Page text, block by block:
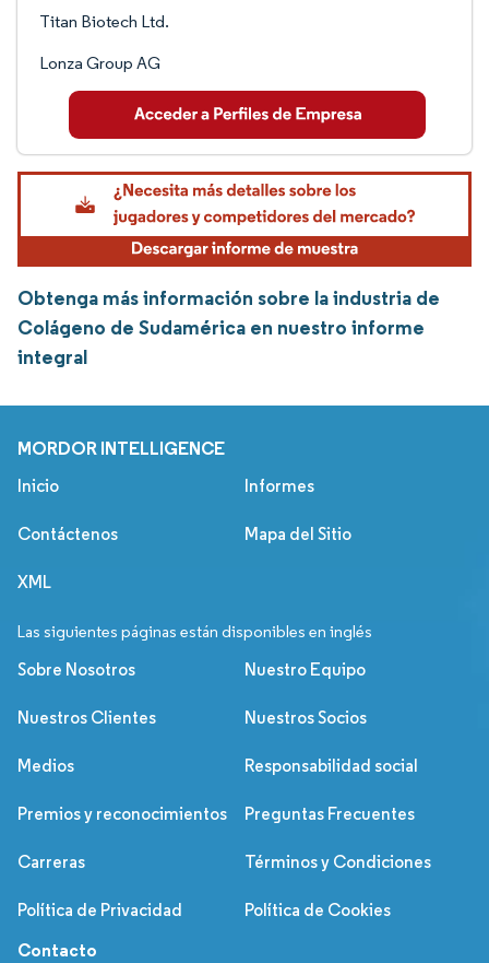
Titan Biotech Ltd.
Lonza Group AG
Obtenga más información sobre la industria de
Colágeno de Sudamérica en nuestro informe
integral
MORDOR INTELLIGENCE
Inicio Informes
Contáctenos Mapa del Sitio
XML
Las siguientes páginas están disponibles en inglés
Sobre Nosotros Nuestro Equipo
Nuestros Clientes Nuestros Socios
Medios Responsabilidad social
Premios y reconocimientos Preguntas Frecuentes
Carreras Términos y Condiciones
Política de Privacidad Política de Cookies
Contacto